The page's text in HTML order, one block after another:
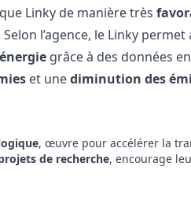
Linky de manière très
Selon l’agence, le Linky
grâce à des données
et unediminution des
, œuvre pour accélérer la
de recherche, encourage